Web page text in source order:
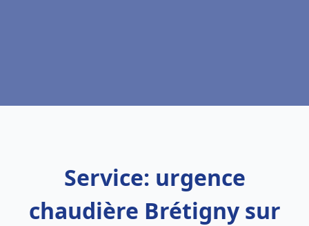
Service: urgence
chaudière Brétigny sur